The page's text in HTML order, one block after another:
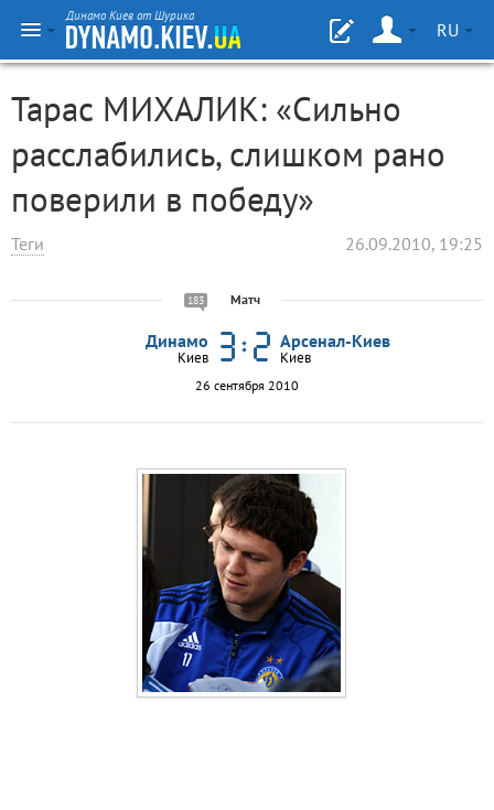
Динамо Киев от Шурика
RU
Тарас МИХАЛИК: «Сильно
расслабились, слишком рано
поверили в победу»
Теги 26.09.2010, 19:25
183 Матч
Динамо
Киев
Арсенал-Киев
Киев
26 сентября 2010